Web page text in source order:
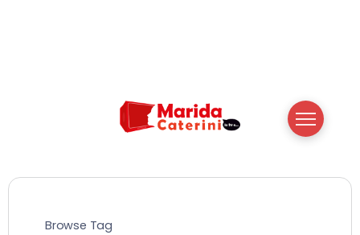
Browse Tag